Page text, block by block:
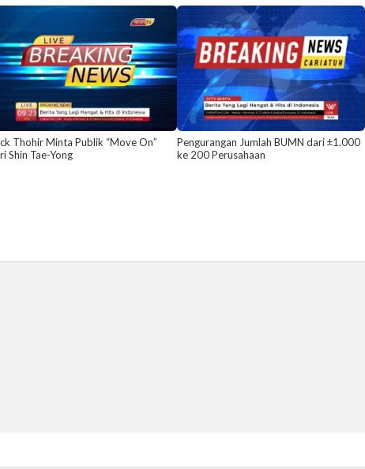
Thohir Minta Publik “Move On”
Shin Tae-Yong
Pengurangan Jumlah BUMN dari ±1.000
ke 200 Perusahaan